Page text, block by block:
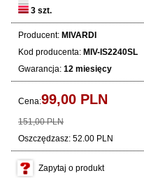
3 szt.
Producent: MIVARDI
Kod producenta: MIV-IS2240SL
Gwarancja: 12 miesięcy
Cena:99,00 PLN
151,00 PLN
Oszczędzasz: 52.00 PLN
Zapytaj o produkt